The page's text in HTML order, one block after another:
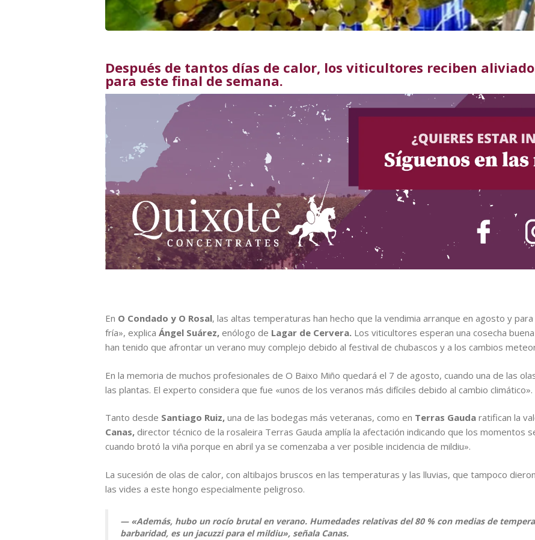
Después de tantos días de calor, los viticultores reciben
para este final de semana.
En O Condado y O Rosal, las altas temperaturas han hecho que la vendimia arranque en agosto y
fría», explica Ángel Suárez, enólogo de Lagar de Cervera. Los viticultores esperan una cosecha
han tenido que afrontar un verano muy complejo debido al festival de chubascos y a los cambios
En la memoria de muchos profesionales de O Baixo Miño quedará el 7 de agosto, cuando una de las
las plantas. El experto considera que fue «unos de los veranos más difíciles debido al cambio climático».
Tanto desde Santiago Ruiz, una de las bodegas más veteranas, como en Terras Gauda ratifican la
Canas, director técnico de la rosaleira Terras Gauda amplía la afectación indicando que los momentos
cuando brotó la viña porque en abril ya se comenzaba a ver posible incidencia de mildiu».
La sucesión de olas de calor, con altibajos bruscos en las temperaturas y las lluvias, que tampoco
las vides a este hongo especialmente peligroso.
«Además, hubo un rocío brutal en verano. Humedades relativas del 80 % con medias de
barbaridad, es un jacuzzi para el mildiu», señala Canas.